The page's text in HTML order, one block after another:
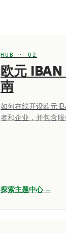
HUB · 02
欧元
南
如何在线开设欧元
者和企业，并包含服
探索主题中心 →